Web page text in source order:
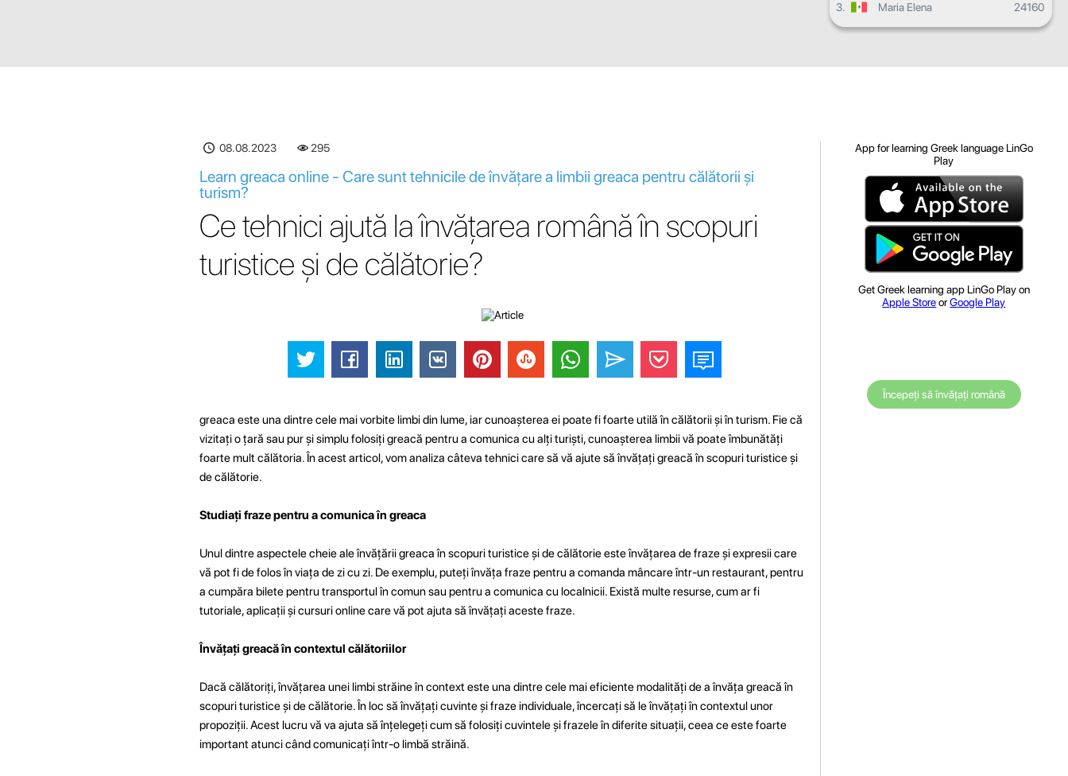
3.
Maria Elena 24160
08.08.2023 295
Learn greaca online - Care sunt tehnicile de învățare a limbii greaca pentru călătorii și
turism?
Ce tehnici ajută la învățarea română în scopuri
turistice și de călătorie?
greaca este una dintre cele mai vorbite limbi din lume, iar cunoașterea ei poate fi foarte utilă în călătorii și în turism. Fie că
vizitați o țară sau pur și simplu folosiți greacă pentru a comunica cu alți turiști, cunoașterea limbii vă poate îmbunătăți
foarte mult călătoria. În acest articol, vom analiza câteva tehnici care să vă ajute să învățați greacă în scopuri turistice și
de călătorie.
Studiați fraze pentru a comunica în greaca
Unul dintre aspectele cheie ale învățării greaca în scopuri turistice și de călătorie este învățarea de fraze și expresii care
vă pot fi de folos în viața de zi cu zi. De exemplu, puteți învăța fraze pentru a comanda mâncare într-un restaurant, pentru
a cumpăra bilete pentru transportul în comun sau pentru a comunica cu localnicii. Există multe resurse, cum ar fi
tutoriale, aplicații și cursuri online care vă pot ajuta să învățați aceste fraze.
Învățați greacă în contextul călătoriilor
Dacă călătoriți, învățarea unei limbi străine în context este una dintre cele mai eficiente modalități de a învăța greacă în
scopuri turistice și de călătorie. În loc să învățați cuvinte și fraze individuale, încercați să le învățați în contextul unor
propoziții. Acest lucru vă va ajuta să înțelegeți cum să folosiți cuvintele și frazele în diferite situații, ceea ce este foarte
important atunci când comunicați într-o limbă străină.
App for learning Greek language LinGo
Play
Get Greek learning app LinGo Play on
Apple StoreorGoogle Play
Începeți să învățați română